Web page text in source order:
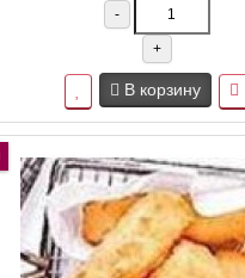
-
+
В корзину